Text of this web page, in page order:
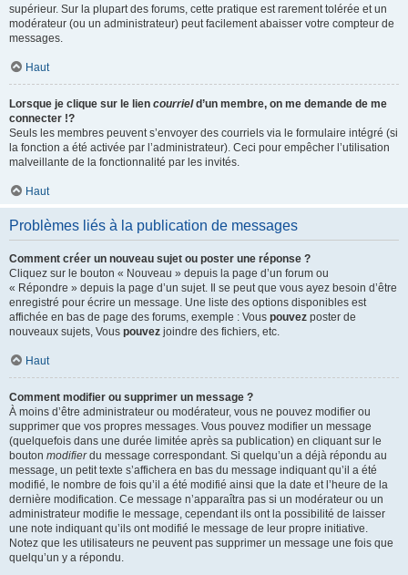
supérieur. Sur la plupart des forums, cette pratique est rarement tolérée et un
modérateur (ou un administrateur) peut facilement abaisser votre compteur de
messages.
Haut
Lorsque je clique sur le lien courrield’un membre, on me demande de me
connecter !?
Seuls les membres peuvent s’envoyer des courriels via le formulaire intégré (si
la fonction a été activée par l’administrateur). Ceci pour empêcher l’utilisation
malveillante de la fonctionnalité par les invités.
Haut
Problèmes liés à la publication de messages
Comment créer un nouveau sujet ou poster une réponse ?
Cliquez sur le bouton « Nouveau » depuis la page d’un forum ou
« Répondre » depuis la page d’un sujet. Il se peut que vous ayez besoin d’être
enregistré pour écrire un message. Une liste des options disponibles est
affichée en bas de page des forums, exemple : Vous pouvez poster de
nouveaux sujets, Vous pouvez joindre des fichiers, etc.
Haut
Comment modifier ou supprimer un message ?
À moins d’être administrateur ou modérateur, vous ne pouvez modifier ou
supprimer que vos propres messages. Vous pouvez modifier un message
(quelquefois dans une durée limitée après sa publication) en cliquant sur le
bouton modifierdu message correspondant. Si quelqu’un a déjà répondu au
message, un petit texte s’affichera en bas du message indiquant qu’il a été
modifié, le nombre de fois qu’il a été modifié ainsi que la date et l’heure de la
dernière modification. Ce message n’apparaîtra pas si un modérateur ou un
administrateur modifie le message, cependant ils ont la possibilité de laisser
une note indiquant qu’ils ont modifié le message de leur propre initiative.
Notez que les utilisateurs ne peuvent pas supprimer un message une fois que
quelqu’un y a répondu.